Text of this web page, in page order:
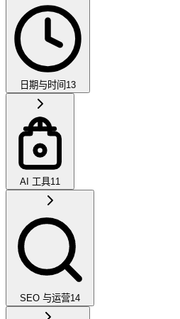
日期与时间 13
AI 工具11
SEO 与运营14